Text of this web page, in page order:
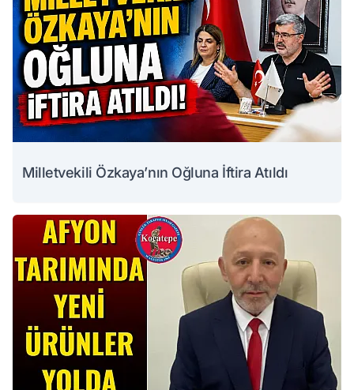
Milletvekili Özkaya’nın Oğluna İftira Atıldı